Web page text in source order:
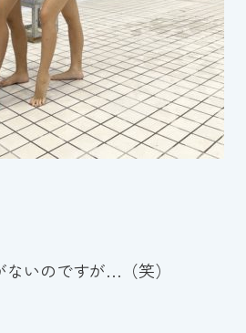
いのですが…（笑）